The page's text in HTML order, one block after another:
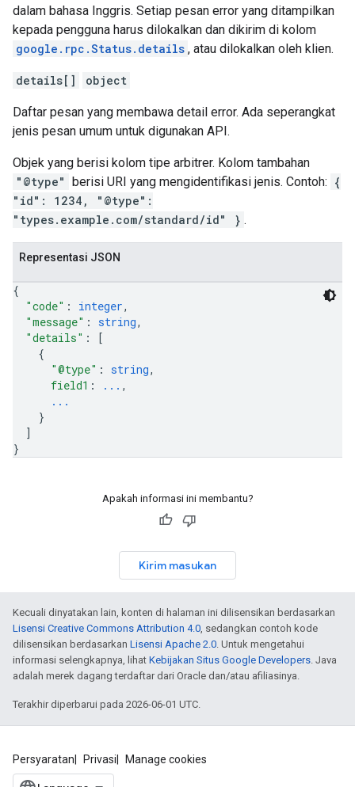
dalam bahasa Inggris. Setiap pesan error yang ditampilkan
kepada pengguna harus dilokalkan dan dikirim di kolom
google.rpc.Status.details , atau dilokalkan oleh klien.
details[] object
Daftar pesan yang membawa detail error. Ada seperangkat
jenis pesan umum untuk digunakan API.
Objek yang berisi kolom tipe arbitrer. Kolom tambahan
"@type" berisi URI yang mengidentifikasi jenis. Contoh: {
"id": 1234, "@type":
"types.example.com/standard/id" } .
Representasi JSON
{
"code" : integer,
"message" : string,
"details" :
[
{
"@type" : string,
field1 : ... ,
...
}
]
}
Apakah informasi ini membantu?
Kirim masukan
Kecuali dinyatakan lain, konten di halaman ini dilisensikan berdasarkan
Lisensi Creative Commons Attribution 4.0, sedangkan contoh kode
dilisensikan berdasarkan Lisensi Apache 2.0. Untuk mengetahui
informasi selengkapnya, lihat Kebijakan Situs Google Developers. Java
adalah merek dagang terdaftar dari Oracle dan/atau afiliasinya.
Terakhir diperbarui pada 2026-06-01 UTC.
Persyaratan Privasi Manage cookies